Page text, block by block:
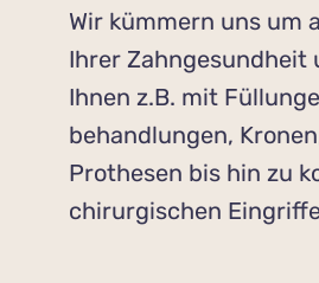
Wir kümmern uns um
Ihrer Zahn­gesund­heit
Ihnen z.B. mit
behand­lungen,
Prothesen bis hin zu
chirur­gischen